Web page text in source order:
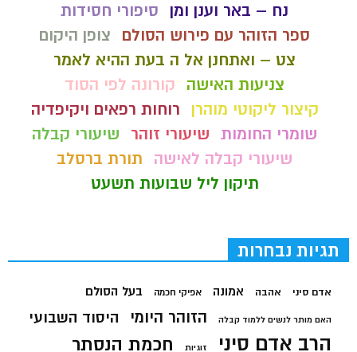
נח – באר וענן ומן
סיפורי חסידות
ספר הזוהר עם פירוש הסולם
צופן היקום
צט – ואתחנן אל ה בעת ההיא לאמר
צניעות האישה
קורונה לפי הסוד
קיצור ליקוטי מוהרן
רוחות רפאים ויקיפדיה
שומרי החומות שיעורי זוהר
שיעורי קבלה
שיעורי קבלה לאישה
תורת ברסלב
תיקון ליל שבועות תשעט
תגיות נבחרות
אדם סיני אהבה אמונה אפיקי חכמה בעל הסולם
האם מותר לנשים ללמוד קבלה הזוהר היומי היסוד השבועי
הרב אדם סיני זוגיות חכמת הנסתר